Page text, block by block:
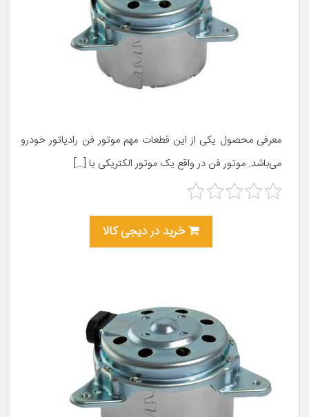
معرفی محصول یکی از این قطعات مهم موتور فن رادیاتور خودرو
می‌باشد. موتور فن در واقع یک موتور الکتریکی یا […]
خرید در دیجی کالا